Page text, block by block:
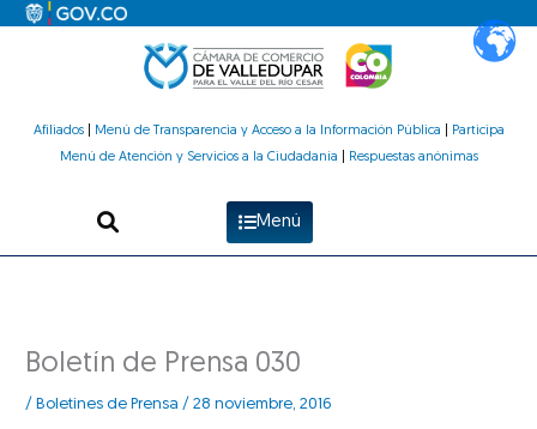
Afiliados| Menú de Transparencia y Acceso a la Información Pública
Participa
Menú de Atención y Servicios a la Ciudadanía
Respuestas anónimas
Menú
Boletín de Prensa 030
/ Boletines de Prensa /28 noviembre, 2016